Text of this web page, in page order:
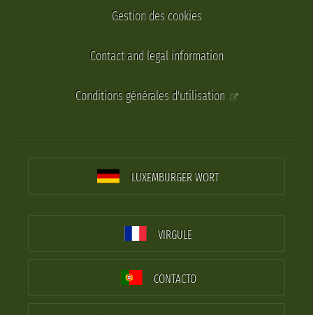
Gestion des cookies
Contact and legal information
Conditions générales d'utilisation
LUXEMBURGER WORT
VIRGULE
CONTACTO